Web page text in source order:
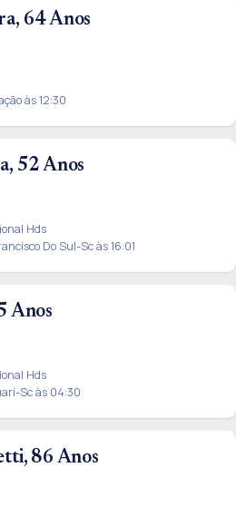
64 Anos
às 12:30
52 Anos
Hds
Do Sul-Sc às 16:01
Anos
Hds
Sc às 04:30
86 Anos